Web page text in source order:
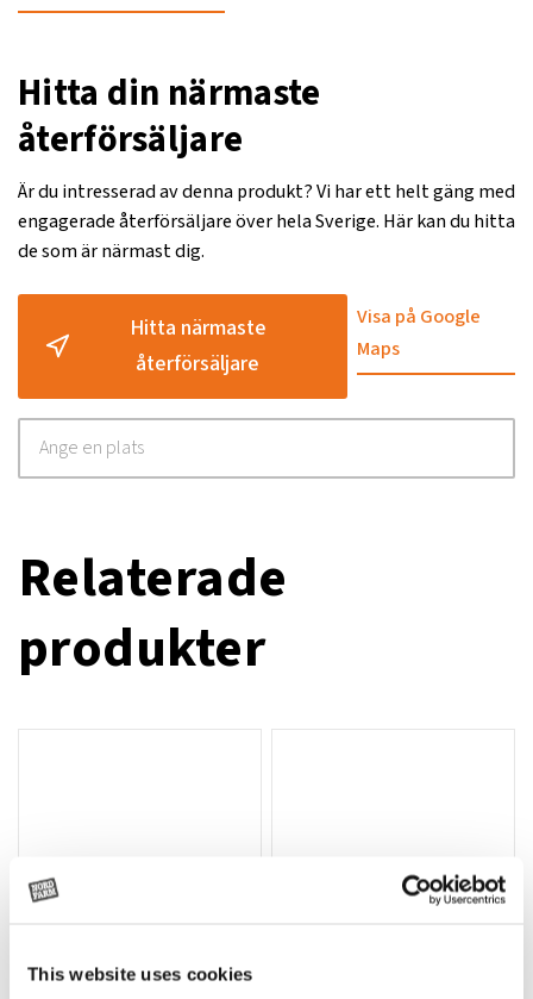
This website uses cookies
Hitta din närmaste
återförsäljare
Är du intresserad av denna produkt? Vi har ett helt gäng med
engagerade återförsäljare över hela Sverige. Här kan du hitta
de som är närmast dig.
Hitta närmaste
återförsäljare
Visa på Google
Maps
Relaterade
produkter